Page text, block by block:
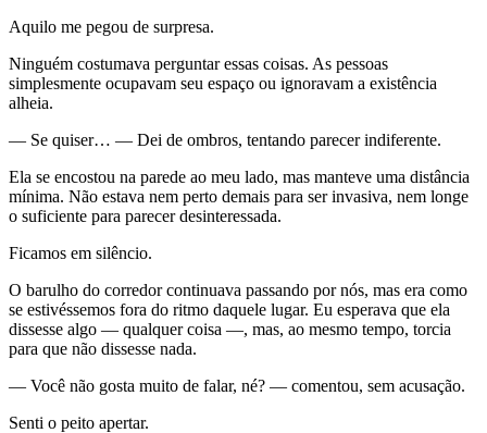
Aquilo me pegou de surpresa.
Ninguém costumava perguntar essas coisas. As pessoas
simplesmente ocupavam seu espaço ou ignoravam a existência
alheia.
— Se quiser… — Dei de ombros, tentando parecer indiferente.
Ela se encostou na parede ao meu lado, mas manteve uma distância
mínima. Não estava nem perto demais para ser invasiva, nem longe
o suficiente para parecer desinteressada.
Ficamos em silêncio.
O barulho do corredor continuava passando por nós, mas era como
se estivéssemos fora do ritmo daquele lugar. Eu esperava que ela
dissesse algo — qualquer coisa —, mas, ao mesmo tempo, torcia
para que não dissesse nada.
— Você não gosta muito de falar, né? — comentou, sem acusação.
Senti o peito apertar.